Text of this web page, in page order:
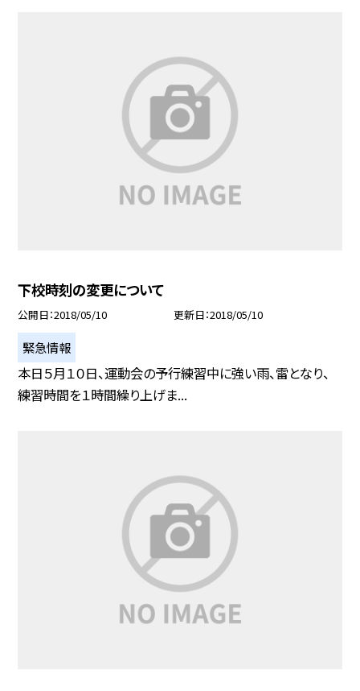
下校時刻の変更について
公開日 2018/05/10 更新日 2018/05/10
緊急情報
本日５月１０日、運動会の予行練習中に強い雨、雷となり、
練習時間を１時間繰り上げま...